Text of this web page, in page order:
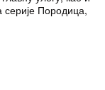
серије Породица,